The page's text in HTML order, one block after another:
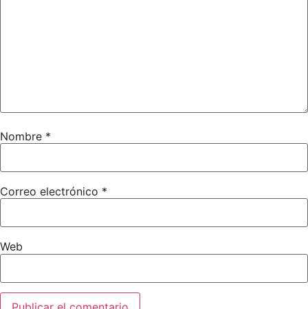
Nombre *
Correo electrónico *
Web